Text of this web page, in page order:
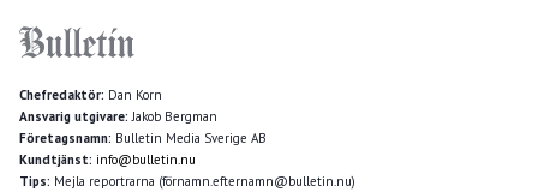
Chefredaktör: Dan Korn
Ansvarig utgivare: Jakob Bergman
Företagsnamn: Bulletin Media Sverige AB
Kundtjänst: info@bulletin.nu
Tips: Mejla reportrarna (förnamn.efternamn@bulletin.nu)